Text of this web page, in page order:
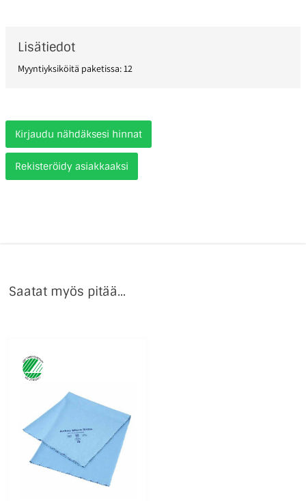
Lisätiedot
Myyntiyksiköitä paketissa: 12
Kirjaudu nähdäksesi hinnat
Rekisteröidy asiakkaaksi
Saatat myös pitää...